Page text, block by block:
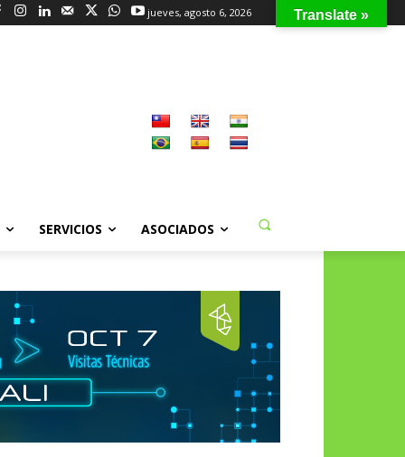
jueves, agosto 6, 2026
SERVICIOS ASOCIADOS
Translate »